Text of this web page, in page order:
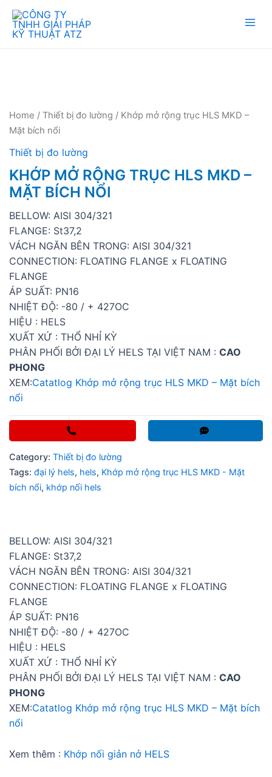
Home / Thiết bị đo lường / Khớp mở rộng trục HLS MKD –
Mặt bích nổi
Thiết bị đo lường
KHỚP MỞ RỘNG TRỤC HLS MKD –
MẶT BÍCH NỔI
BELLOW: AISI 304/321
FLANGE: St37,2
VÁCH NGĂN BÊN TRONG: AISI 304/321
CONNECTION: FLOATING FLANGE x FLOATING
FLANGE
ÁP SUẤT: PN16
NHIỆT ĐỘ: -80 / + 427OC
HIỆU : HELS
XUẤT XỨ : THỔ NHỈ KỲ
PHÂN PHỐI BỞI ĐẠI LÝ HELS TẠI VIỆT NAM : CAO
PHONG
XEM:Catatlog Khớp mở rộng trục HLS MKD – Mặt bích
nổi
Category: Thiết bị đo lường
Tags: đại lý hels, hels, Khớp mở rộng trục HLS MKD - Mặt
bích nổi, khớp nối hels
BELLOW: AISI 304/321
FLANGE: St37,2
VÁCH NGĂN BÊN TRONG: AISI 304/321
CONNECTION: FLOATING FLANGE x FLOATING
FLANGE
ÁP SUẤT: PN16
NHIỆT ĐỘ: -80 / + 427OC
HIỆU : HELS
XUẤT XỨ : THỔ NHỈ KỲ
PHÂN PHỐI BỞI ĐẠI LÝ HELS TẠI VIỆT NAM : CAO
PHONG
XEM:Catatlog Khớp mở rộng trục HLS MKD – Mặt bích
nổi
Xem thêm : Khớp nối giản nở HELS